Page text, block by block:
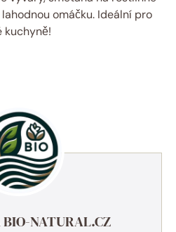
omáčku. Ideální pro
kuchyně!
NATURAL.CZ